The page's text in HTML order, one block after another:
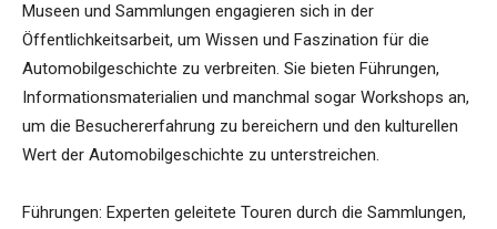
Museen und Sammlungen engagieren sich in der
Öffentlichkeitsarbeit, um Wissen und Faszination für die
Automobilgeschichte zu verbreiten. Sie bieten Führungen,
Informationsmaterialien und manchmal sogar Workshops an,
um die Besuchererfahrung zu bereichern und den kulturellen
Wert der Automobilgeschichte zu unterstreichen.
Führungen: Experten geleitete Touren durch die Sammlungen,